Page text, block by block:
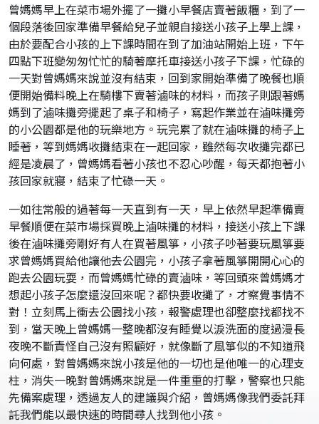
曾媽媽早上在菜市場外擺了一攤小早餐店賣著飯糰，到了一
個段落後回家準備早餐給兒子並親自接送小孩子上學上課，
由於要配合小孩的上下課時間在到了加油站開始上班，下午
四點下班變匆匆忙忙的騎著摩托車接送小孩子下課，忙碌的
一天對曾媽媽來說並沒有結束，回到家開始準備了晚餐也順
便開始備料晚上在騎樓下賣著滷味的材料，而孩子則跟著媽
媽到了滷味攤旁擺起了桌子和椅子，寫起作業並在滷味攤旁
的小公園都是他的玩樂地方。玩完累了就在滷味攤的椅子上
睡著，等到媽媽收攤結束在一起回家，雖然每次收攤完都已
經是凌晨了，曾媽媽看著小孩也不忍心吵醒，每天都抱著小
孩回家就寢，結束了忙碌一天。
一如往常般的過著每一天直到有一天，早上依然早起準備賣
早餐順便在菜市場採買晚上滷味攤的材料，接送小孩上下課
後在滷味攤旁剛好有人在買著風箏，小孩子吵著要玩風箏要
求曾媽媽買給他讓他去公園完，小孩子拿著風箏開開心心的
跑去公園玩耍，而曾媽媽忙碌的賣滷味，等回頭來曾媽媽才
想起小孩子怎麼還沒回來呢？都快要收攤了，才察覺事情不
對！立刻馬上衝去公園找小孩，報警處理也卻整麼找都找不
到，當天晚上曾媽媽一整晚都沒有睡覺以淚洗面的度過漫長
夜晚不斷責怪自己沒有照顧好，就像斷了風箏似的不知道飛
向何處，對曾媽媽來說小孩是他的一切也是他唯一的心理支
柱，消失一晚對曾媽媽來說是一件重重的打擊，警察也只能
先備案處理，透過友人的建議與介紹，曾媽媽像我們委託拜
託我們能以最快速的時間尋人找到他小孩。